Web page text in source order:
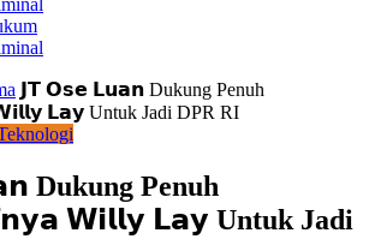
𝗝𝗧 𝗢𝘀𝗲 𝗟𝘂𝗮𝗻 Dukung Penuh
𝗟𝗮𝘆 Untuk Jadi DPR RI
Dukung Penuh
𝗪𝗶𝗹𝗹𝘆 𝗟𝗮𝘆 Untuk Jadi